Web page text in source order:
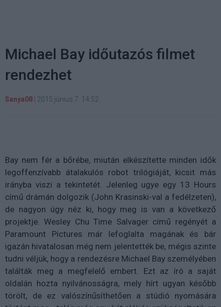
Michael Bay időutazós filmet
rendezhet
Sanya08 2015 június 7. 14:52
Bay nem fér a bőrébe, miután elkészítette minden idők
legoffenzívabb átalakulós robot trilógiáját, kicsit más
irányba viszi a tekintetét. Jelenleg ugye egy 13 Hours
című drámán dolgozik (John Krasinski-val a fedélzeten),
de nagyon úgy néz ki, hogy meg is van a következő
projektje. Wesley Chu Time Salvager című regényét a
Paramount Pictures már lefoglalta magának és bár
igazán hivatalosan még nem jelentették be, mégis szinte
tudni véljük, hogy a rendezésre Michael Bay személyében
találták meg a megfelelő embert. Ezt az író a saját
oldalán hozta nyilvánosságra, mely hírt ugyan később
törölt, de ez valószínűsíthetően a stúdió nyomására